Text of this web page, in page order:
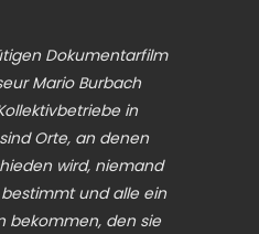
Dokumentarfilm
Mario Burbach
in
Orte, an denen
wird, niemand
und alle ein
bekommen, den sie